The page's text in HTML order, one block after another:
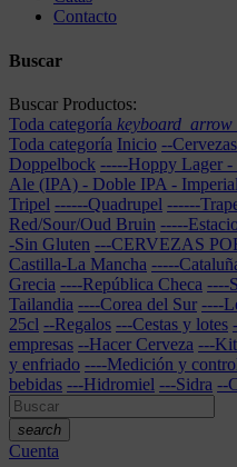
Contacto
Buscar
Buscar Productos:
Toda categoría
Toda categoría Inicio --Cervezas
Doppelbock -----Hoppy Lager
Ale (IPA) - Doble IPA -
Tripel ------Quadrupel ------
Red/Sour/Oud Bruin -----
-Sin Gluten ---CERVEZAS
Castilla-La Mancha -----
Grecia ----República Checa ----
Tailandia ----Corea del Sur ----
25cl --Regalos ---Cestas y lotes
empresas --Hacer Cerveza ---
y enfriado ----Medición y
bebidas ---Hidromiel ---Sidra --
search
Cuenta